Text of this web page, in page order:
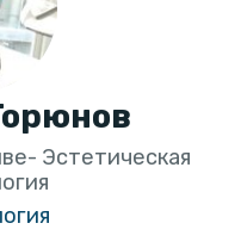
Эстетическая